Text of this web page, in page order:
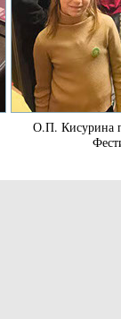
О.П. Кисурина